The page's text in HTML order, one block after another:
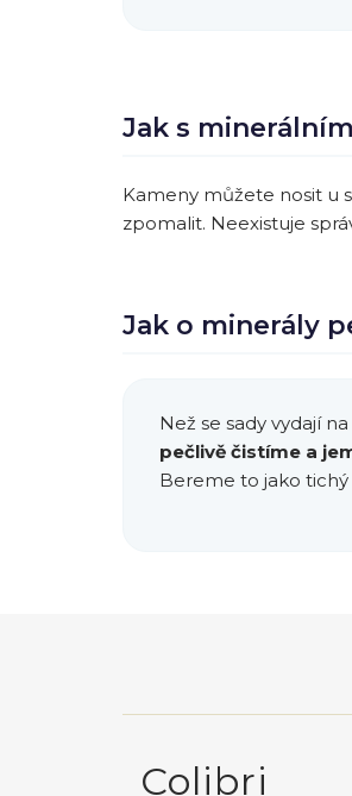
Jak s
Kameny můžete nosit u
zpomalit. Neexistuje
Jak o minerály
Než se sady vydají
pečlivě čistíme a
Bereme to jako
Colibri